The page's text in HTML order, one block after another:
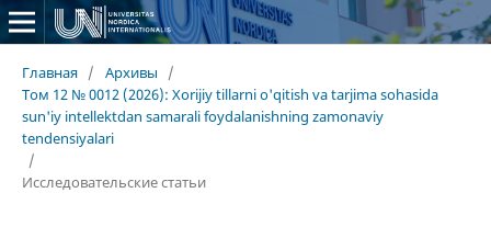
Главная / Архивы
/
Том 12 № 0012 (2026): Xorijiy tillarni o'qitish va tarjima sohasida
sun'iy intellektdan samarali foydalanishning zamonaviy
tendensiyalari
/
Исследовательские статьи